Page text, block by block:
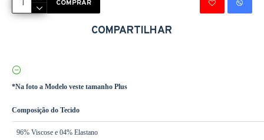
COMPRAR
COMPARTILHAR
*Na foto a Modelo veste tamanho Plus
Composição do Tecido
96% Viscose e 04% Elastano